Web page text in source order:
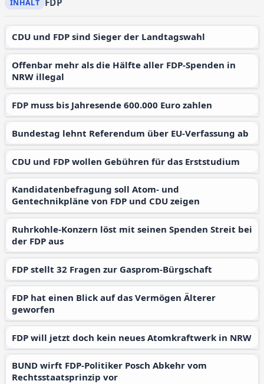
FDP
CDU und FDP sind Sieger der Landtagswahl
Offenbar mehr als die Hälfte aller FDP-Spenden in
NRW illegal
FDP muss bis Jahresende 600.000 Euro zahlen
Bundestag lehnt Referendum über EU-Verfassung ab
CDU und FDP wollen Gebühren für das Erststudium
Kandidatenbefragung soll Atom- und
Gentechnikpläne von FDP und CDU zeigen
Ruhrkohle-Konzern löst mit seinen Spenden Streit bei
der FDP aus
FDP stellt 32 Fragen zur Gasprom-Bürgschaft
FDP hat einen Blick auf das Vermögen Älterer
geworfen
FDP will jetzt doch kein neues Atomkraftwerk in NRW
BUND wirft FDP-Politiker Posch Abkehr vom
Rechtsstaatsprinzip vor